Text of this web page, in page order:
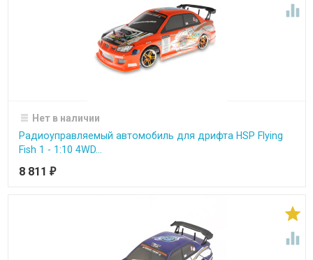

Нет в наличии
Радиоуправляемый автомобиль для дрифта HSP Flying
Fish 1 - 1:10 4WD...
8 811 ₽

